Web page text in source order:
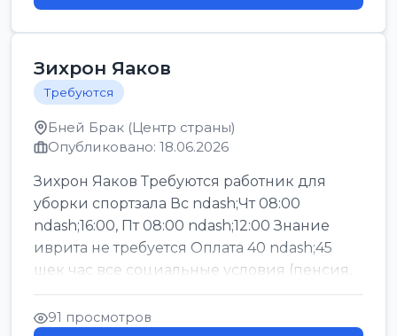
Зихрон Яаков
Требуются
Бней Брак (Центр страны)
Опубликовано: 18.06.2026
Зихрон Яаков Требуются работник для
уборки спортзала Вс ndash;Чт 08:00
ndash;16:00, Пт 08:00 ndash;12:00 Знание
иврита не требуется Оплата 40 ndash;45
шек час все социальные условия (пенсия,
керен ишт...
91 просмотров